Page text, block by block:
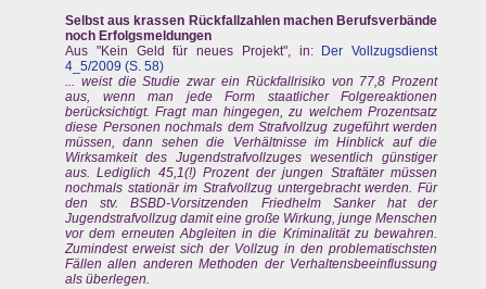
Selbst aus krassen Rückfallzahlen machen Berufsverbände
noch Erfolgsmeldungen
Aus "Kein Geld für neues Projekt", in:
Der Vollzugsdienst
4_5/2009 (S. 58)
... weist die Studie zwar ein Rückfallrisiko von 77,8 Prozent
aus, wenn man jede Form staatlicher Folgereaktionen
berücksichtigt. Fragt man hingegen, zu welchem Prozentsatz
diese Personen nochmals dem Strafvollzug zugeführt werden
müssen, dann sehen die Verhältnisse im Hinblick auf die
Wirksamkeit des Jugendstrafvollzuges wesentlich günstiger
aus. Lediglich 45,1(!) Prozent der jungen Straftäter müssen
nochmals stationär im Strafvollzug untergebracht werden. Für
den stv. BSBD-Vorsitzenden Friedhelm Sanker hat der
Jugendstrafvollzug damit eine große Wirkung, junge Menschen
vor dem erneuten Abgleiten in die Kriminalität zu bewahren.
Zumindest erweist sich der Vollzug in den problematischsten
Fällen allen anderen Methoden der Verhaltensbeeinflussung
als überlegen.